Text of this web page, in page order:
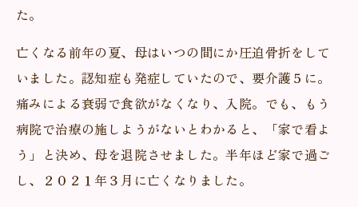
た。
亡くなる前年の夏、母はいつの間にか圧迫骨折をして
いました。認知症も発症していたので、要介護５に。
痛みによる衰弱で食欲がなくなり、入院。でも、もう
病院で治療の施しようがないとわかると、「家で看よ
う」と決め、母を退院させました。半年ほど家で過ご
し、２０２１年３月に亡くなりました。